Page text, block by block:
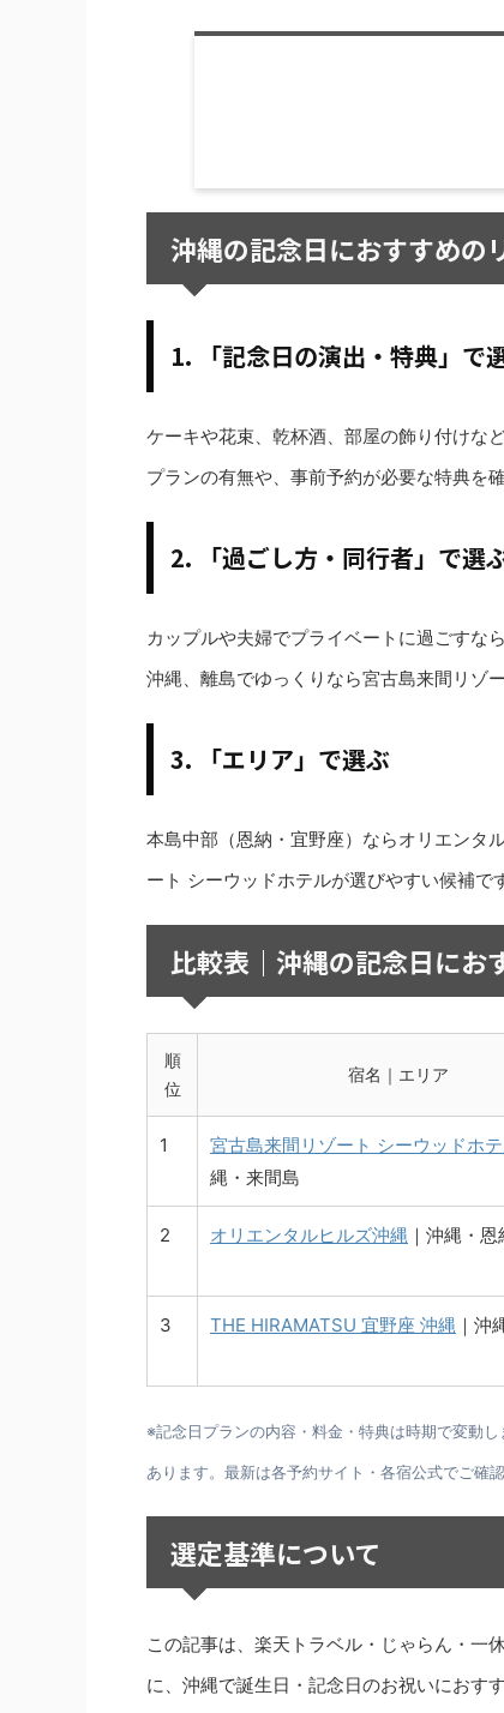
沖縄の記念日におすすめの
1. 「記念日の演出・特典」で
ケーキや花束、乾杯酒、部屋の飾り付けな
プランの有無や、事前予約が必要な特典を
2. 「過ごし方・同行者」で選
カップルや夫婦でプライベートに過ごすな
沖縄、離島でゆっくりなら宮古島来間リゾ
3. 「エリア」で選ぶ
本島中部（恩納・宜野座）ならオリエンタ
ート シーウッドホテルが選びやすい候補で
比較表｜沖縄の記念日にお
順
位
宿名｜エリア
1 宮古島来間リゾート シーウッドホ
縄・来間島
2 オリエンタルヒルズ沖縄 ｜沖縄・
3 THE HIRAMATSU 宜野座 沖縄 ｜沖
※記念日プランの内容・料金・特典は時期で変動
あります。最新は各予約サイト・各宿公式でご確認
選定基準について
この記事は、楽天トラベル・じゃらん・一
に、沖縄で誕生日・記念日のお祝いにおす